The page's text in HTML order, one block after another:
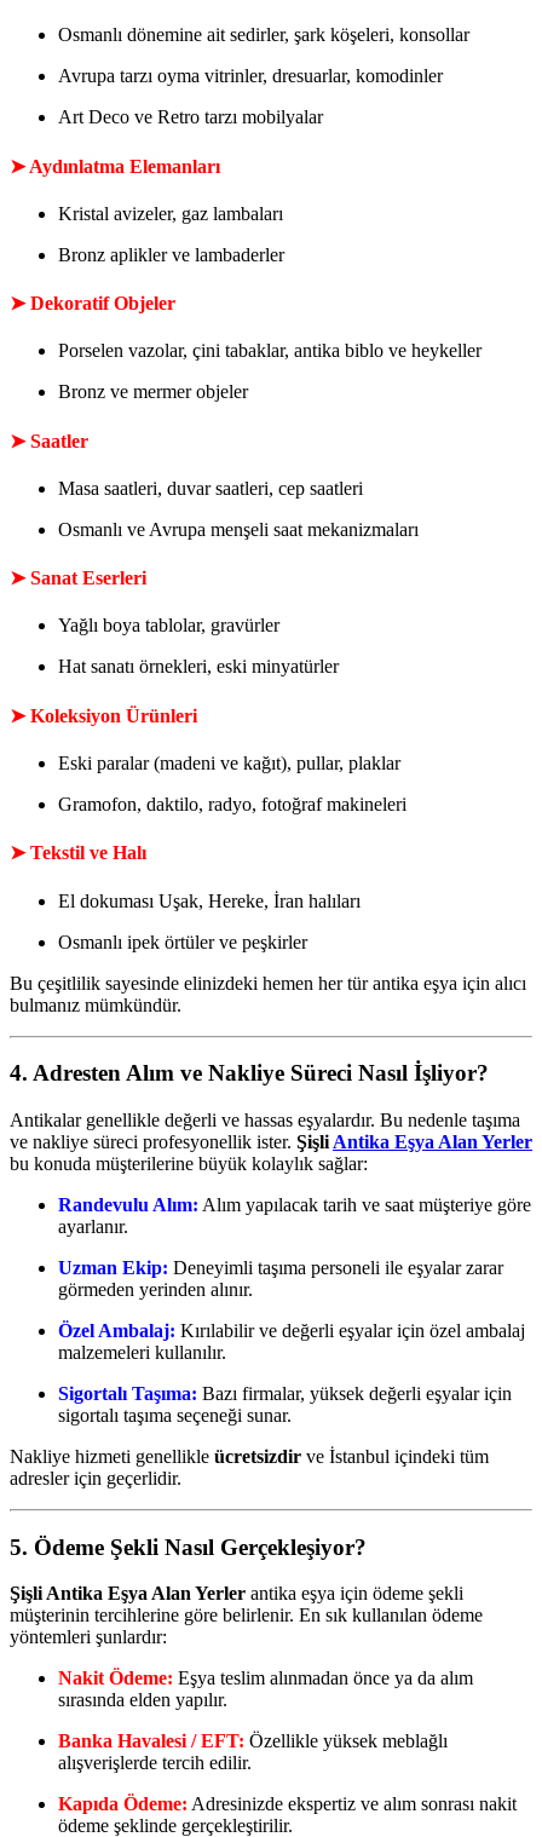
Osmanlı dönemine ait sedirler, şark köşeleri, konsollar
Avrupa tarzı oyma vitrinler, dresuarlar, komodinler
Art Deco ve Retro tarzı mobilyalar
➤Aydınlatma Elemanları
Kristal avizeler, gaz lambaları
Bronz aplikler ve lambaderler
➤Dekoratif Objeler
Porselen vazolar, çini tabaklar, antika biblo ve heykeller
Bronz ve mermer objeler
➤Saatler
Masa saatleri, duvar saatleri, cep saatleri
Osmanlı ve Avrupa menşeli saat mekanizmaları
➤Sanat Eserleri
Yağlı boya tablolar, gravürler
Hat sanatı örnekleri, eski minyatürler
➤Koleksiyon Ürünleri
Eski paralar (madeni ve kağıt), pullar, plaklar
Gramofon, daktilo, radyo, fotoğraf makineleri
➤Tekstil ve Halı
El dokuması Uşak, Hereke, İran halıları
Osmanlı ipek örtüler ve peşkirler
Bu çeşitlilik sayesinde elinizdeki hemen her tür antika eşya için alıcı
bulmanız mümkündür.
4. Adresten Alım ve Nakliye Süreci Nasıl İşliyor?
Antikalar genellikle değerli ve hassas eşyalardır. Bu nedenle taşıma
ve nakliye süreci profesyonellik ister. Şişli Antika Eşya Alan Yerler
bu konuda müşterilerine büyük kolaylık sağlar:
Randevulu Alım: Alım yapılacak tarih ve saat müşteriye göre
ayarlanır.
Uzman Ekip: Deneyimli taşıma personeli ile eşyalar zarar
görmeden yerinden alınır.
Özel Ambalaj: Kırılabilir ve değerli eşyalar için özel ambalaj
malzemeleri kullanılır.
Sigortalı Taşıma: Bazı firmalar, yüksek değerli eşyalar için
sigortalı taşıma seçeneği sunar.
Nakliye hizmeti genellikle ücretsizdir ve İstanbul içindeki tüm
adresler için geçerlidir.
5. Ödeme Şekli Nasıl Gerçekleşiyor?
Şişli Antika Eşya Alan Yerler antika eşya için ödeme şekli
müşterinin tercihlerine göre belirlenir. En sık kullanılan ödeme
yöntemleri şunlardır:
Nakit Ödeme: Eşya teslim alınmadan önce ya da alım
sırasında elden yapılır.
Banka Havalesi / EFT: Özellikle yüksek meblağlı
alışverişlerde tercih edilir.
Kapıda Ödeme: Adresinizde ekspertiz ve alım sonrası nakit
ödeme şeklinde gerçekleştirilir.